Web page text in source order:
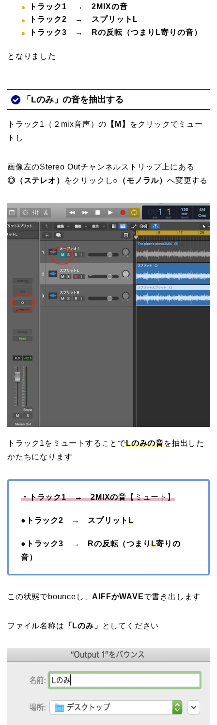
トラック1 → 2MIXの音
トラック2 → スプリットL
トラック3 → Rの反転（つまりL寄りの音）
となりました
「Lのみ」の音を抽出する
トラック1（２mix音声）の 【M】
をクリックでミュー
トし
画像左のStereo Outチャンネルストリップ上にある
◎（ステレオ）
をクリックし○（モノラル）へ変更する
トラック1をミュートすることでLのみの音を抽出した
かたちになります
・トラック1 → 2MIXの音【ミュート】
●トラック2 → スプリットL
●トラック3 → Rの反転（つまり L寄りの
音）
この状態でbounce し、AIFFかWAVEで書き出します
ファイル名称は 「Lのみ」 としてください